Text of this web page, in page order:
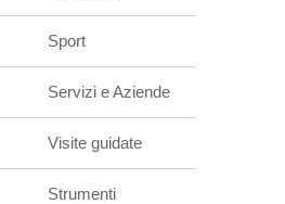
Sport
Servizi e Aziende
Visite guidate
Strumenti